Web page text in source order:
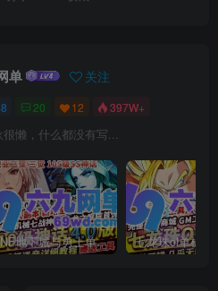
单 关注
20 12 397W+
很懒，什么都没有写...
DNF地下城与勇士单机版110级神话版4.0全主线任务龙之庭院机械七战神实验室